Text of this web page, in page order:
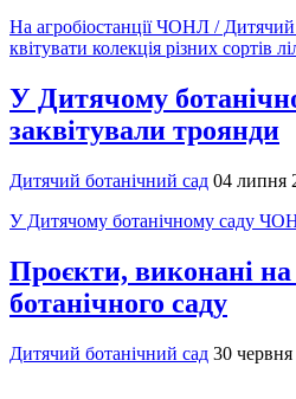
На агробіостанції ЧОНЛ / Дитячий
квітувати колекція різних сортів
У Дитячому
заквітували троянди
Дитячий ботанічний сад 04 липня
У Дитячому ботанічному саду
Проєкти, виконані на
ботанічного саду
Дитячий ботанічний сад 30